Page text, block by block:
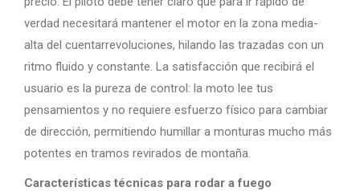
verdad necesitará mantener el motor en la zona media-
alta del cuentarrevoluciones, hilando las trazadas con un
ritmo fluido y constante. La satisfacción que recibirá el
usuario es la pureza de control: la moto lee tus
pensamientos y no requiere esfuerzo físico para cambiar
de dirección, permitiendo humillar a monturas mucho más
potentes en tramos revirados de montaña.
Características técnicas para rodar a fuego